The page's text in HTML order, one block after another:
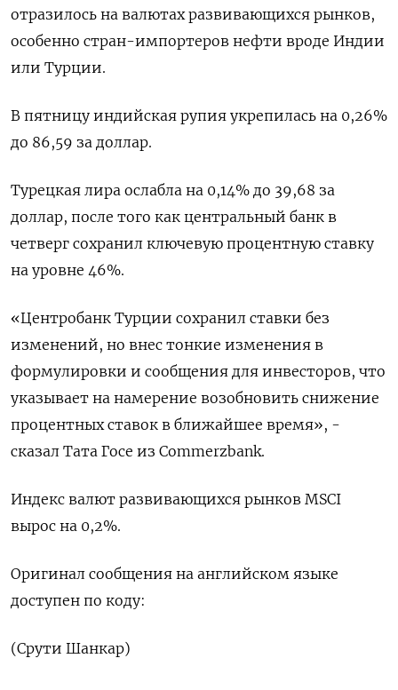
отразилось на валютах развивающихся рынков,
особенно стран-импортеров нефти вроде Индии
или Турции.
В пятницу индийская рупия укрепилась на 0,26%
до 86,59 за доллар.
Турецкая лира ослабла на 0,14% до 39,68 за
доллар, после того как центральный банк в
четверг сохранил ключевую процентную ставку
на уровне 46%.
«Центробанк Турции сохранил ставки без
изменений, но внес тонкие изменения в
формулировки и сообщения для инвесторов, что
указывает на намерение возобновить снижение
процентных ставок в ближайшее время», -
сказал Тата Госе из Commerzbank.
Индекс валют развивающихся рынков MSCI
вырос на 0,2%.
Оригинал сообщения на английском языке
доступен по коду:
(Срути Шанкар)